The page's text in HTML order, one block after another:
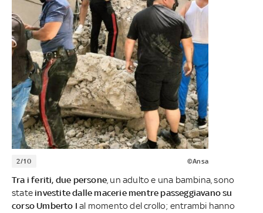
2/10 ©Ansa
Tra i feriti, due persone , un adulto e una bambina, sono
state investite dalle macerie mentre passeggiavano su
corso Umberto Ial momento del crollo; entrambi hanno